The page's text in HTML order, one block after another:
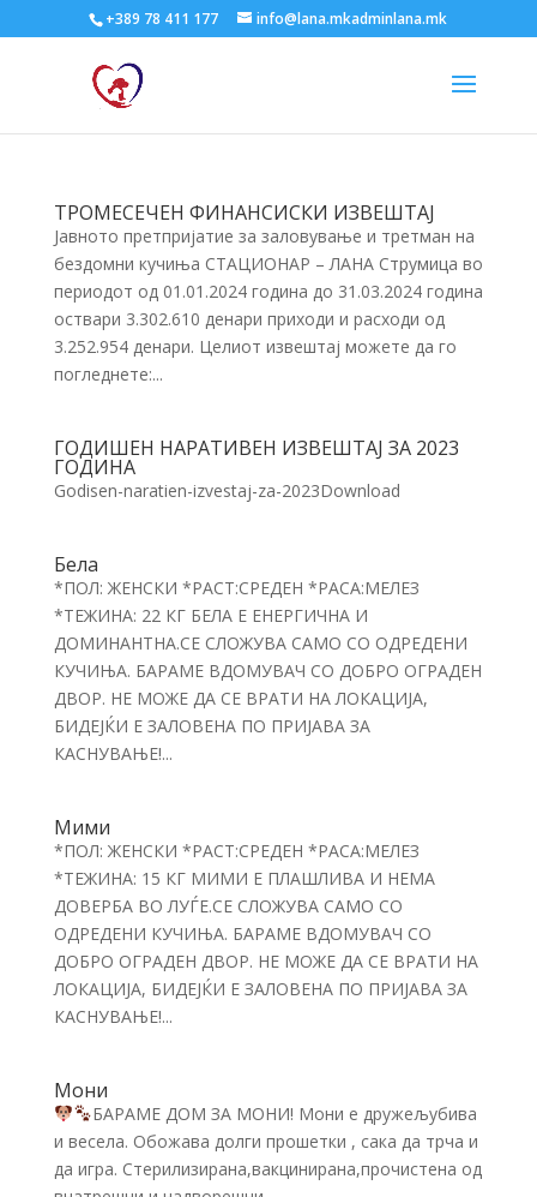
+389 78 411 177 info@lana.mkadminlana.mk
ТРОМЕСЕЧЕН ФИНАНСИСКИ ИЗВЕШТАЈ
Јавното претпријатие за заловување и третман на
бездомни кучиња СТАЦИОНАР – ЛАНА Струмица во
периодот од 01.01.2024 година до 31.03.2024 година
оствари 3.302.610 денари приходи и расходи од
3.252.954 денари. Целиот извештај можете да го
погледнете:...
ГОДИШЕН НАРАТИВЕН ИЗВЕШТАЈ ЗА 2023
ГОДИНА
Godisen-naratien-izvestaj-za-2023Download
Бела
*ПОЛ: ЖЕНСКИ *РАСТ:СРЕДЕН *РАСА:МЕЛЕЗ
*ТЕЖИНА: 22 КГ БЕЛА Е ЕНЕРГИЧНА И
ДОМИНАНТНА.СЕ СЛОЖУВА САМО СО ОДРЕДЕНИ
КУЧИЊА. БАРАМЕ ВДОМУВАЧ СО ДОБРО ОГРАДЕН
ДВОР. НЕ МОЖЕ ДА СЕ ВРАТИ НА ЛОКАЦИЈА,
БИДЕЈЌИ Е ЗАЛОВЕНА ПО ПРИЈАВА ЗА
КАСНУВАЊЕ!...
Мими
*ПОЛ: ЖЕНСКИ *РАСТ:СРЕДЕН *РАСА:МЕЛЕЗ
*ТЕЖИНА: 15 КГ МИМИ Е ПЛАШЛИВА И НЕМА
ДОВЕРБА ВО ЛУЃЕ.СЕ СЛОЖУВА САМО СО
ОДРЕДЕНИ КУЧИЊА. БАРАМЕ ВДОМУВАЧ СО
ДОБРО ОГРАДЕН ДВОР. НЕ МОЖЕ ДА СЕ ВРАТИ НА
ЛОКАЦИЈА, БИДЕЈЌИ Е ЗАЛОВЕНА ПО ПРИЈАВА ЗА
КАСНУВАЊЕ!...
Мони
БАРАМЕ ДОМ ЗА МОНИ! Мони е дружељубива
и весела. Обожава долги прошетки , сака да трча и
да игра. Стерилизирана,вакцинирана,прочистена од